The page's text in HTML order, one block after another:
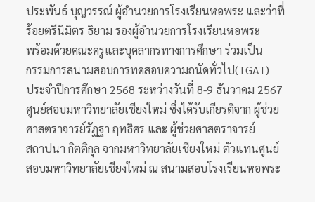
ประพันธ์ บุญวรรณ์ ผู้อำนวยการโรงเรียนหอพระ และว่าที่
ร้อยตรีนิมิตร ธิยาม รองผู้อำนวยการโรงเรียนหอพระ
พร้อมด้วยคณะครูและบุคลากรทางการศึกษา ร่วมเป็น
กรรมการสนามสอบการทดสอบความถนัดทั่วไป(TGAT)
ประจำปีการศึกษา 2568 ระหว่างวันที่ 8-9 ธันวาคม 2567
ศูนย์สอบมหาวิทยาลัยเชียงใหม่ ซึ่งได้รับเกียรติจาก ผู้ช่วย
ศาสตราจารย์รัฏฐา ฤทธิศร และ ผู้ช่วยศาสตราจารย์
สถาปนา กิตติกุล จากมหาวิทยาลัยเชียงใหม่ ตัวแทนศูนย์
สอบมหาวิทยาลัยเชียงใหม่ ณ สนามสอบโรงเรียนหอพระ